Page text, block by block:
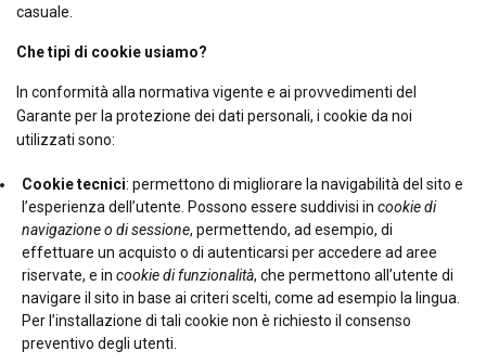
casuale.
Che tipi di cookie usiamo?
In conformità alla normativa vigente e ai provvedimenti del
Garante per la protezione dei dati personali, i cookie da noi
utilizzati sono:
Cookie tecnici: permettono di migliorare la navigabilità del sito e
l’esperienza dell’utente. Possono essere suddivisi in cookie di
navigazione o di sessione, permettendo, ad esempio, di
effettuare un acquisto o di autenticarsi per accedere ad aree
riservate, e in cookie di funzionalità, che permettono all’utente di
navigare il sito in base ai criteri scelti, come ad esempio la lingua.
Per l’installazione di tali cookie non è richiesto il consenso
preventivo degli utenti.